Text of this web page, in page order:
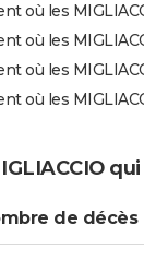
où les
où les
où les
où les
de décès